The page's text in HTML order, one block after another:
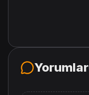
Yorumlar